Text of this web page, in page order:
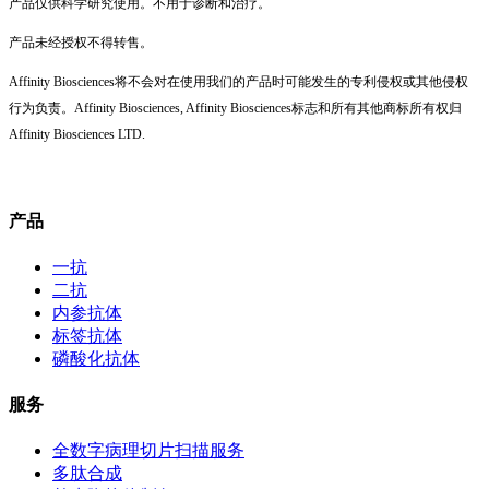
产品仅供科学研究使用。不用于诊断和治疗。
产品未经授权不得转售。
Affinity Biosciences将不会对在使用我们的产品时可能发生的专利侵权或其他侵权
行为负责。Affinity Biosciences, Affinity Biosciences标志和所有其他商标所有权归
Affinity Biosciences LTD.
产品
一抗
二抗
内参抗体
标签抗体
磷酸化抗体
服务
全数字病理切片扫描服务
多肽合成